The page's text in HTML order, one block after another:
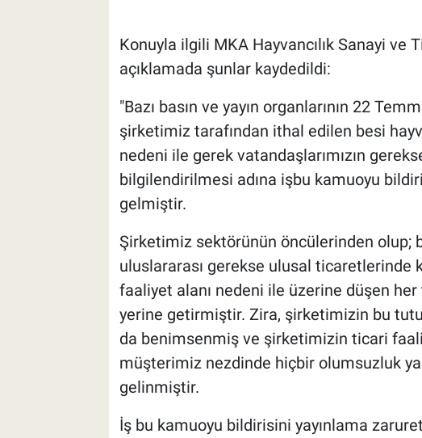
Konuyla ilgili MKA Hayvancılık Sanayi ve
açıklamada şunlar kaydedildi:
"Bazı basın ve yayın organlarının 22
şirketimiz tarafından ithal edilen besi
nedeni ile gerek vatandaşlarımızın
bilgilendirilmesi adına işbu kamuoyu
gelmiştir.
Şirketimiz sektörünün öncülerinden olup;
uluslararası gerekse ulusal
faaliyet alanı nedeni ile üzerine düşen
yerine getirmiştir. Zira, şirketimizin bu
da benimsenmiş ve şirketimizin ticari
müşterimiz nezdinde hiçbir olumsuzluk
gelinmiştir.
İş bu kamuoyu bildirisini yayınlama